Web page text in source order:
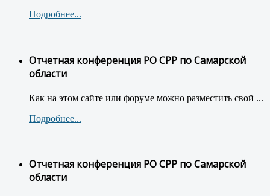
Подробнее...
Отчетная конференция РО СРР по Самарской
области
Как на этом сайте или форуме можно разместить свой ...
Подробнее...
Отчетная конференция РО СРР по Самарской
области